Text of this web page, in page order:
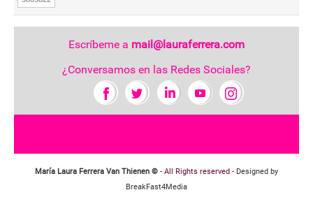
Escríbeme a mail@lauraferrera.com
¿Conversamos en las Redes Sociales?
María Laura Ferrera Van Thienen © - All Rights reserved - Designed by
BreakFast4Media